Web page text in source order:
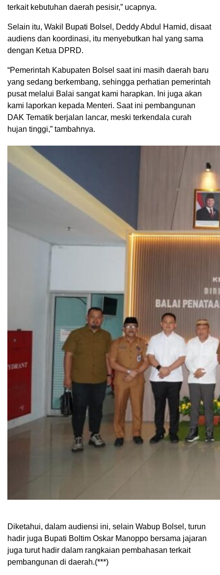
terkait kebutuhan daerah pesisir,” ucapnya.
Selain itu, Wakil Bupati Bolsel, Deddy Abdul Hamid, disaat
audiens dan koordinasi, itu menyebutkan hal yang sama
dengan Ketua DPRD.
“Pemerintah Kabupaten Bolsel saat ini masih daerah baru
yang sedang berkembang, sehingga perhatian pemerintah
pusat melalui Balai sangat kami harapkan. Ini juga akan
kami laporkan kepada Menteri. Saat ini pembangunan
DAK Tematik berjalan lancar, meski terkendala curah
hujan tinggi,” tambahnya.
Diketahui, dalam audiensi ini, selain Wabup Bolsel, turun
hadir juga Bupati Boltim Oskar Manoppo bersama jajaran
juga turut hadir dalam rangkaian pembahasan terkait
pembangunan di daerah.(***)